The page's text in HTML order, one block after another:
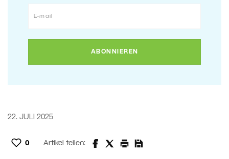
22. JULI 2025
0 Artikel teilen: